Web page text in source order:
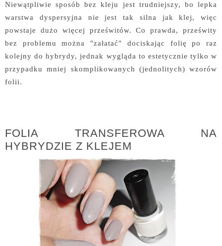
Niewątpliwie sposób bez kleju jest trudniejszy, bo lepka
warstwa dyspersyjna nie jest tak silna jak klej, więc
powstaje dużo więcej prześwitów. Co prawda, prześwity
bez problemu można "załatać" dociskając folię po raz
kolejny do hybrydy, jednak wygląda to estetycznie tylko w
przypadku mniej skomplikowanych (jednolitych) wzorów
folii.
FOLIA TRANSFEROWA NA
HYBRYDZIE Z KLEJEM